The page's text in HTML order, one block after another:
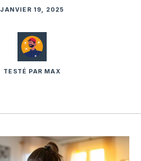
JANVIER 19, 2025
TESTÉ PAR MAX